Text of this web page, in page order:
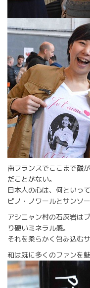
南フランスでここまで酸
だことがない。
日本人の心は、何といって
ピノ・ノワールとサンソ
アシニャン村の石灰岩は
り硬いミネラル感。
それを柔らかく包み込む
和は既に多くのファンを